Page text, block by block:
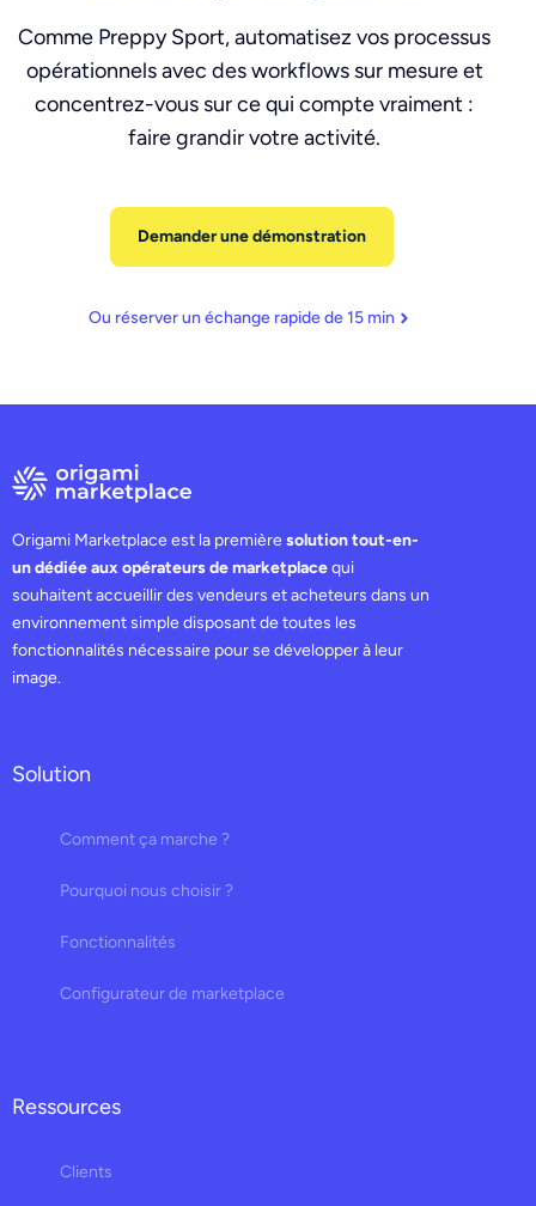
Comme Preppy Sport, automatisez vos processus
opérationnels avec des workflows sur mesure et
concentrez-vous sur ce qui compte vraiment :
faire grandir votre activité.
Demander une démonstration
Ou réserver un échange rapide de 15 min
Origami Marketplace est la première solution tout-en-
un dédiée aux opérateurs de marketplacequi
souhaitent accueillir des vendeurs et acheteurs dans un
environnement simple disposant de toutes les
fonctionnalités nécessaire pour se développer à leur
image.
Solution
Comment ça marche ?
Pourquoi nous choisir ?
Fonctionnalités
Configurateur de marketplace
Ressources
Clients